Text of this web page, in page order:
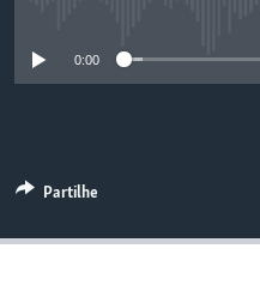
0:00
Partilhe